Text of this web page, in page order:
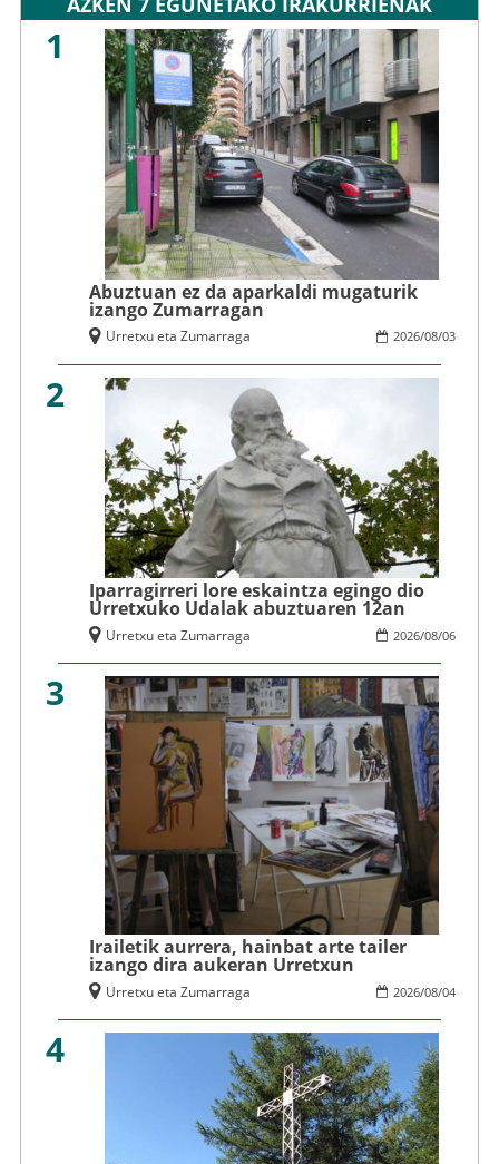
1
Abuztuan ez da aparkaldi mugaturik
izango Zumarragan
2026/08/03
Urretxu eta Zumarraga
2
Iparragirreri lore eskaintza egingo dio
Urretxuko Udalak abuztuaren 12an
2026/08/06
Urretxu eta Zumarraga
3
Irailetik aurrera, hainbat arte tailer
izango dira aukeran Urretxun
2026/08/04
Urretxu eta Zumarraga
4